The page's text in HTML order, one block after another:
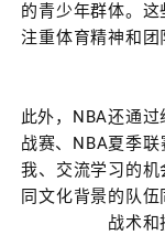
的青少年群体。
注重体育精神和
此外，NBA还通
战赛、NBA夏季
我、交流学习的
同文化背景的队
战术和